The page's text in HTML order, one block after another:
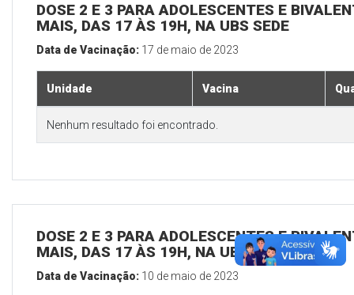
DOSE 2 E 3 PARA ADOLESCENTES E
MAIS, DAS 17 ÀS 19H, NA UBS SEDE
Data de Vacinação: 17 de maio de 2023
Unidade Vacina
Nenhum resultado foi encontrado.
DOSE 2 E 3 PARA ADOLESCENTES E
MAIS, DAS 17 ÀS 19H, NA UBS SEDE
Data de Vacinação: 10 de maio de 2023